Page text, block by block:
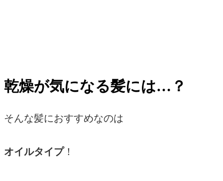
乾燥が気になる髪には…？
そんな髪におすすめなのは
オイルタイプ！